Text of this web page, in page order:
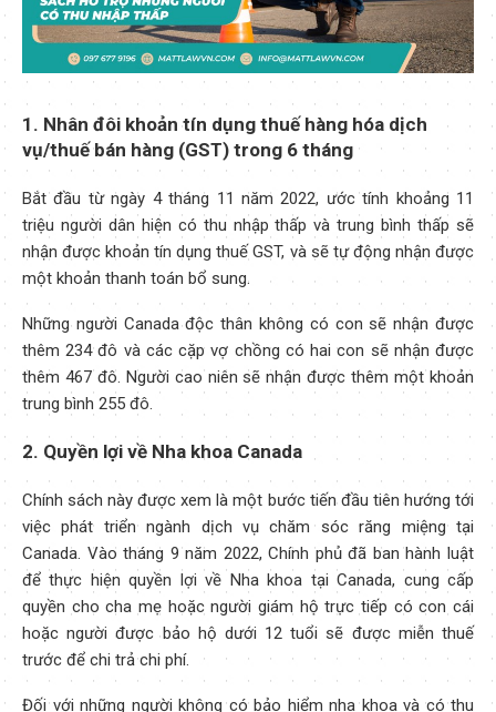
1. Nhân đôi khoản tín dụng thuế hàng hóa dịch
vụ/thuế bán hàng (GST) trong 6 tháng
Bắt đầu từ ngày 4 tháng 11 năm 2022, ước tính khoảng 11
triệu người dân hiện có thu nhập thấp và trung bình thấp sẽ
nhận được khoản tín dụng thuế GST, và sẽ tự động nhận được
một khoản thanh toán bổ sung.
Những người Canada độc thân không có con sẽ nhận được
thêm 234 đô và các cặp vợ chồng có hai con sẽ nhận được
thêm 467 đô. Người cao niên sẽ nhận được thêm một khoản
trung bình 255 đô.
2. Quyền lợi về Nha khoa Canada
Chính sách này được xem là một bước tiến đầu tiên hướng tới
việc phát triển ngành dịch vụ chăm sóc răng miệng tại
Canada. Vào tháng 9 năm 2022, Chính phủ đã ban hành luật
để thực hiện quyền lợi về Nha khoa tại Canada, cung cấp
quyền cho cha mẹ hoặc người giám hộ trực tiếp có con cái
hoặc người được bảo hộ dưới 12 tuổi sẽ được miễn thuế
trước để chi trả chi phí.
Đối với những người không có bảo hiểm nha khoa và có thu